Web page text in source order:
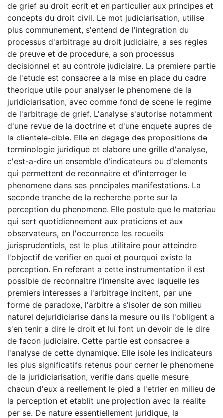
de grief au droit ecrit et en particulier aux principes et
concepts du droit civil. Le mot judiciarisation, utilise
plus communement, s'entend de l'integration du
processus d'arbitrage au droit judiciaire, a ses regles
de preuve et de procedure, a son processus
decisionnel et au controle judiciaire. La premiere partie
de l'etude est consacree a la mise en place du cadre
theorique utile pour analyser le phenomene de la
juridiciarisation, avec comme fond de scene le regime
de l'arbitrage de grief. L'analyse s'autorise notamment
d'une revue de la doctrine et d'une enquete aupres de
la clientele-cible. Elle en degage des propositions de
terminologie juridique et elabore une grille d'analyse,
c'est-a-dire un ensemble d'indicateurs ou d'elements
qui permettent de reconnaitre et d'interroger le
phenomene dans ses pnncipales manifestations. La
seconde tranche de la recherche porte sur la
perception du phenomene. Elle postule que le materiau
qui sert quotidiennement aux praticiens et aux
observateurs, en l'occurrence les recueils
jurisprudentiels, est le plus utilitaire pour atteindre
l'objectif de verifier en quoi et pourquoi existe la
perception. En referant a cette instrumentation il est
possible de reconnaitre l'intensite avec laquelle les
premiers interesses a l'arbitrage incitent, par une
forme de paradoxe, l'arbitre a s'isoler de son milieu
naturel dejuridiciarise dans la mesure ou ils l'obligent a
s'en tenir a dire le droit et lui font un devoir de le dire
de facon judiciaire. Cette partie est consacree a
l'analyse de cette dynamique. Elle isole les indicateurs
les plus significatifs retenus pour cerner le phenomene
de la juridiciarisation, verifie dans quelle mesure
chacun d'eux a reellement le pied a l'etrier en milieu de
la perception et etablit une projection avec la realite
per se. De nature essentiellement juridique, la